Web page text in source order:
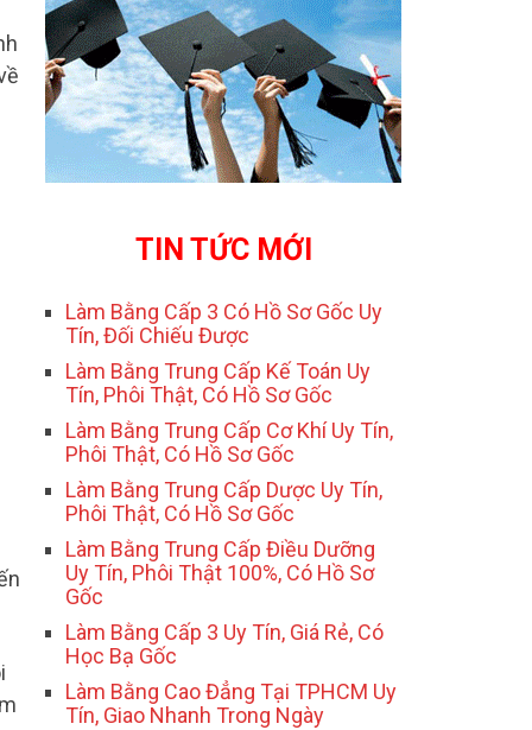
TIN TỨC MỚI
Làm Bằng Cấp 3 Có Hồ Sơ Gốc Uy
Tín, Đối Chiếu Được
Làm Bằng Trung Cấp Kế Toán Uy
Tín, Phôi Thật, Có Hồ Sơ Gốc
Làm Bằng Trung Cấp Cơ Khí Uy Tín,
Phôi Thật, Có Hồ Sơ Gốc
Làm Bằng Trung Cấp Dược Uy Tín,
Phôi Thật, Có Hồ Sơ Gốc
Làm Bằng Trung Cấp Điều Dưỡng
Uy Tín, Phôi Thật 100%, Có Hồ Sơ
Gốc
Làm Bằng Cấp 3 Uy Tín, Giá Rẻ, Có
Học Bạ Gốc
Làm Bằng Cao Đẳng Tại TPHCM Uy
Tín, Giao Nhanh Trong Ngày